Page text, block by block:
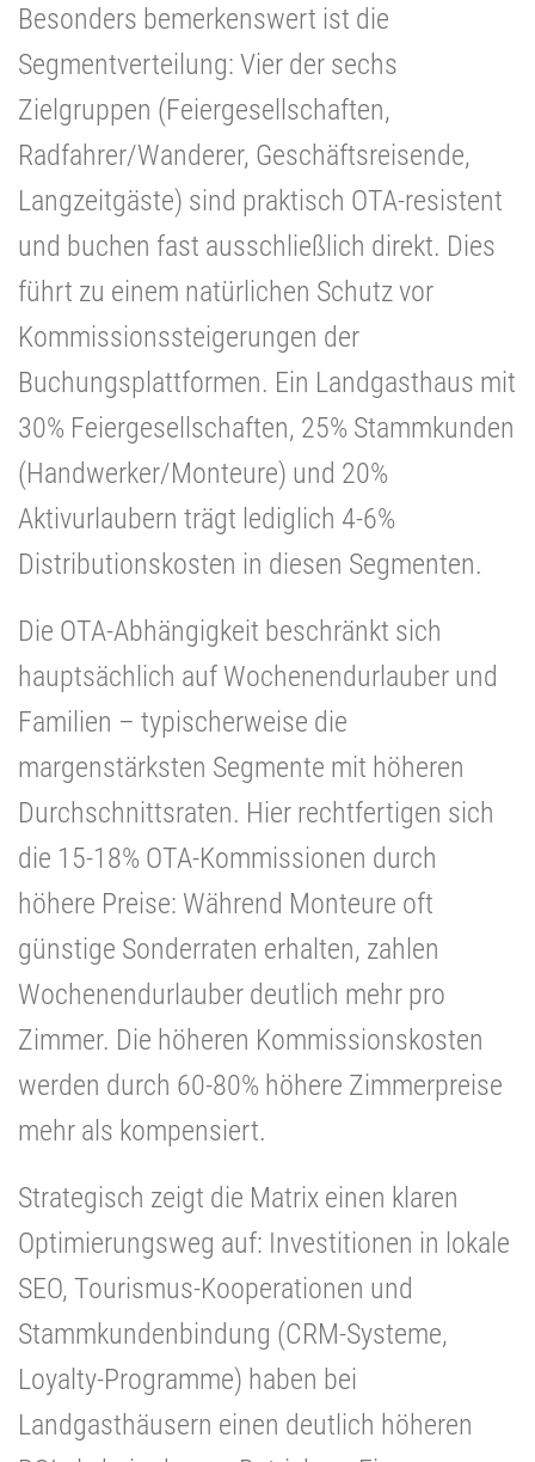
Besonders bemerkenswert ist die
Segmentverteilung: Vier der sechs
Zielgruppen (Feiergesellschaften,
Radfahrer/Wanderer, Geschäftsreisende,
Langzeitgäste) sind praktisch OTA-resistent
und buchen fast ausschließlich direkt. Dies
führt zu einem natürlichen Schutz vor
Kommissionssteigerungen der
Buchungsplattformen. Ein Landgasthaus mit
30% Feiergesellschaften, 25% Stammkunden
(Handwerker/Monteure) und 20%
Aktivurlaubern trägt lediglich 4-6%
Distributionskosten in diesen Segmenten.
Die OTA-Abhängigkeit beschränkt sich
hauptsächlich auf Wochenendurlauber und
Familien – typischerweise die
margenstärksten Segmente mit höheren
Durchschnittsraten. Hier rechtfertigen sich
die 15-18% OTA-Kommissionen durch
höhere Preise: Während Monteure oft
günstige Sonderraten erhalten, zahlen
Wochenendurlauber deutlich mehr pro
Zimmer. Die höheren Kommissionskosten
werden durch 60-80% höhere Zimmerpreise
mehr als kompensiert.
Strategisch zeigt die Matrix einen klaren
Optimierungsweg auf: Investitionen in lokale
SEO, Tourismus-Kooperationen und
Stammkundenbindung (CRM-Systeme,
Loyalty-Programme) haben bei
Landgasthäusern einen deutlich höheren